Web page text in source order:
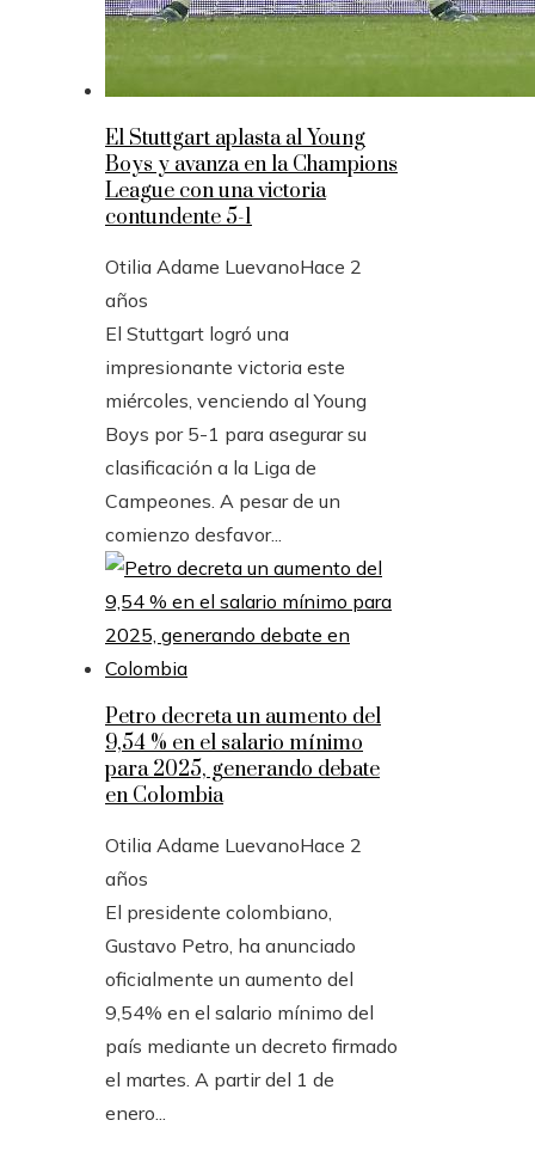
El Stuttgart aplasta al Young
Boys y avanza en la Champions
League con una victoria
contundente 5-1
Otilia Adame LuevanoHace 2
años
El Stuttgart logró una
impresionante victoria este
miércoles, venciendo al Young
Boys por 5-1 para asegurar su
clasificación a la Liga de
Campeones. A pesar de un
comienzo desfavor...
Petro decreta un aumento del
9,54 % en el salario mínimo
para 2025, generando debate
en Colombia
Otilia Adame LuevanoHace 2
años
El presidente colombiano,
Gustavo Petro, ha anunciado
oficialmente un aumento del
9,54% en el salario mínimo del
país mediante un decreto firmado
el martes. A partir del 1 de
enero...